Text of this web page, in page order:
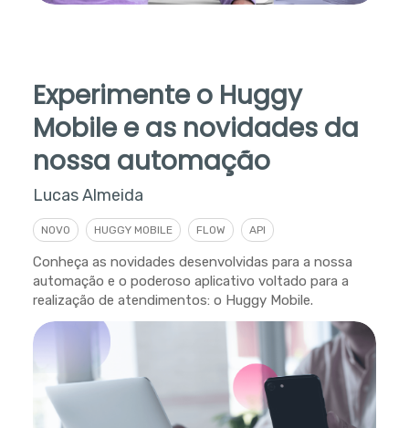
Experimente o Huggy
Mobile e as novidades da
nossa automação
Lucas Almeida
NOVO HUGGY MOBILE FLOW API
Conheça as novidades desenvolvidas para a nossa
automação e o poderoso aplicativo voltado para a
realização de atendimentos: o Huggy Mobile.